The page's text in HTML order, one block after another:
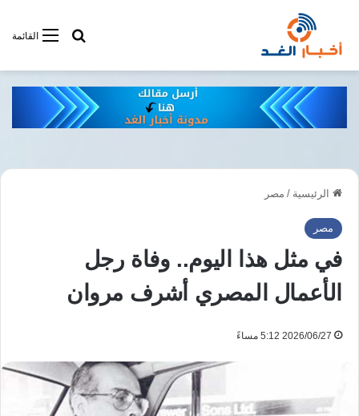
القائمةأبحت فى
الرئيسية / مصر
مصر
في مثل هذا اليوم.. وفاة رجل
الأعمال المصري أشرف مروان
2026/06/27 5:12 مساءً